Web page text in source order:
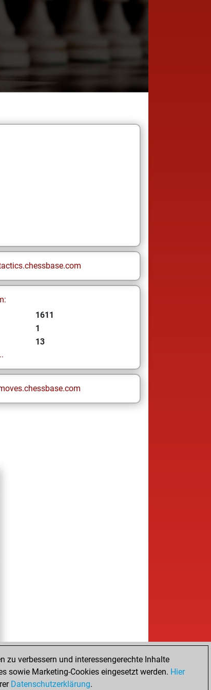
1611
1
13
zu verbessern und interessengerechte Inhalte
sowie Marketing-Cookies eingesetzt werden. Hier
Datenschutzerklärung.